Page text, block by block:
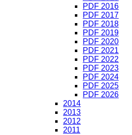
PDF 2016
PDF 2017
PDF 2018
PDF 2019
PDF 2020
PDF 2021
PDF 2022
PDF 2023
PDF 2024
PDF 2025
PDF 2026
2014
2013
2012
2011